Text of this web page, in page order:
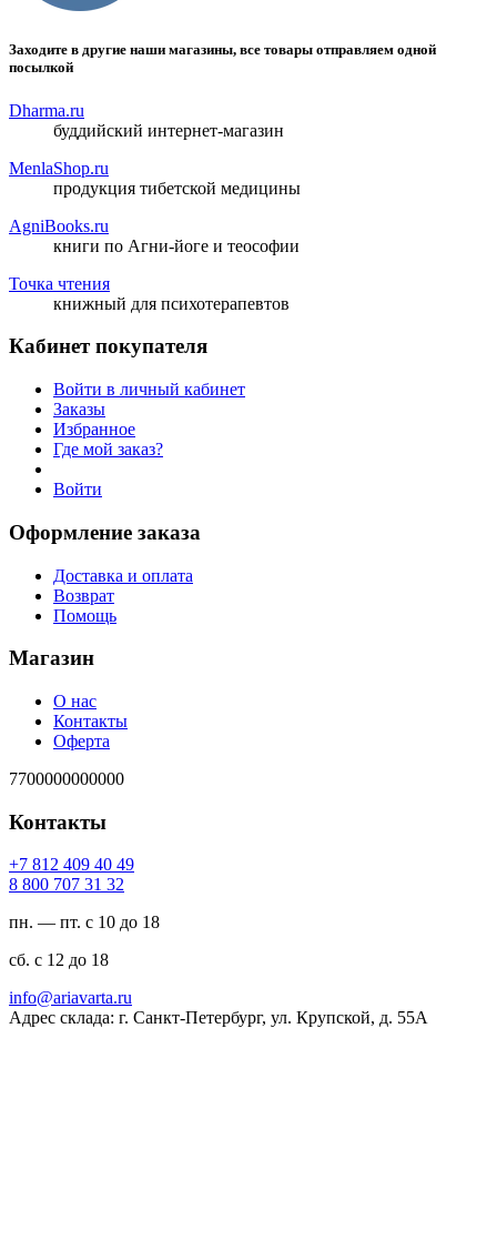
Заходите в другие наши магазины, все товары отправляем одной
посылкой
Dharma.ru
буддийский интернет-магазин
MenlaShop.ru
продукция тибетской медицины
AgniBooks.ru
книги по Агни-йоге и теософии
Точка чтения
книжный для психотерапевтов
Кабинет покупателя
Войти в личный кабинет
Заказы
Избранное
Где мой заказ?
Войти
Оформление заказа
Доставка и оплата
Возврат
Помощь
Магазин
О нас
Контакты
Оферта
7700000000000
Контакты
94 04 904 218 7+
23 13 707 008 8
пн. — пт. с 10 до 18
сб. с 12 до 18
ur.atravaira@ofni
Адрес склада: г. Санкт-Петербург, ул. Крупской, д. 55А